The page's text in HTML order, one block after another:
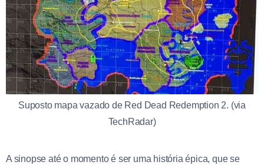
Suposto mapa vazado de Red Dead Redemption 2. (via
TechRadar)
A sinopse até o momento é ser uma história épica, que se